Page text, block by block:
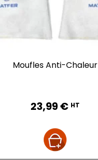
Moufles Anti-Chaleur
23,99 € HT